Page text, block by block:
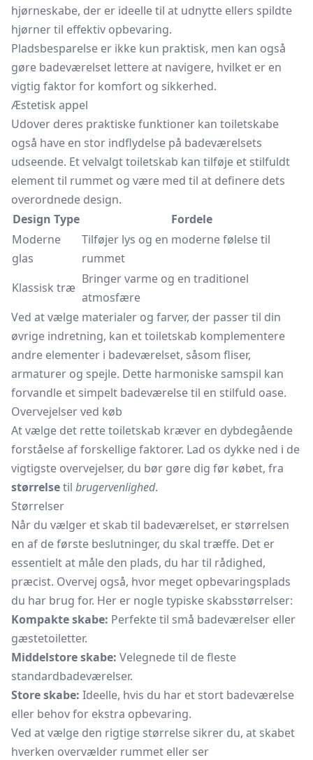
hjørneskabe, der er ideelle til at udnytte ellers spildte
hjørner til effektiv opbevaring.
Pladsbesparelse er ikke kun praktisk, men kan også
gøre badeværelset lettere at navigere, hvilket er en
vigtig faktor for komfort og sikkerhed.
Æstetisk appel
Udover deres praktiske funktioner kan toiletskabe
også have en stor indflydelse på badeværelsets
udseende. Et velvalgt toiletskab kan tilføje et stilfuldt
element til rummet og være med til at definere dets
overordnede design.
Design Type
Fordele
Moderne
glas
Tilføjer lys og en moderne følelse til
rummet
Klassisk træ
Bringer varme og en traditionel
atmosfære
Ved at vælge materialer og farver, der passer til din
øvrige indretning, kan et toiletskab komplementere
andre elementer i badeværelset, såsom fliser,
armaturer og spejle. Dette harmoniske samspil kan
forvandle et simpelt badeværelse til en stilfuld oase.
Overvejelser ved køb
At vælge det rette toiletskab kræver en dybdegående
forståelse af forskellige faktorer. Lad os dykke ned i de
vigtigste overvejelser, du bør gøre dig før købet, fra
størrelsetil brugervenlighed.
Størrelser
Når du vælger et skab til badeværelset, er størrelsen
en af de første beslutninger, du skal træffe. Det er
essentielt at måle den plads, du har til rådighed,
præcist. Overvej også, hvor meget opbevaringsplads
du har brug for. Her er nogle typiske skabsstørrelser:
Kompakte skabe: Perfekte til små badeværelser eller
gæstetoiletter.
Middelstore skabe: Velegnede til de fleste
standardbadeværelser.
Store skabe: Ideelle, hvis du har et stort badeværelse
eller behov for ekstra opbevaring.
Ved at vælge den rigtige størrelse sikrer du, at skabet
hverken overvælder rummet eller ser